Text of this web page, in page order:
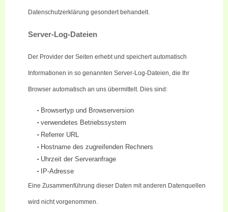
Datenschutzerklärung gesondert behandelt.
Server-Log-Dateien
Der Provider der Seiten erhebt und speichert automatisch
Informationen in so genannten Server-Log-Dateien, die Ihr
Browser automatisch an uns übermittelt. Dies sind:
• Browsertyp und Browserversion
• verwendetes Betriebssystem
• Referrer URL
• Hostname des zugreifenden Rechners
• Uhrzeit der Serveranfrage
• IP-Adresse
Eine Zusammenführung dieser Daten mit anderen Datenquellen
wird nicht vorgenommen.